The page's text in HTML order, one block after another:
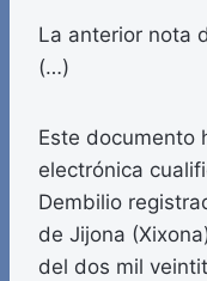
La anterior nota
(…)
Este documento
electrónica
Dembilio
de Jijona
del dos mil